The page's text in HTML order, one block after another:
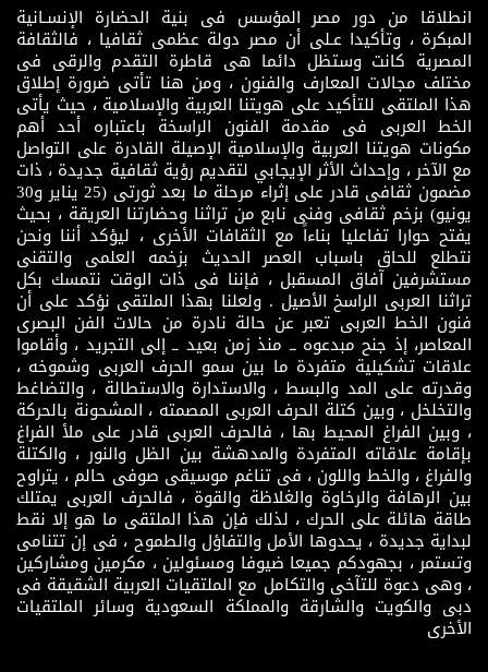
انطلاقا من دور مصر المؤسس فى بنية الحضارة الإنسـانية
المبكرة ، وتأكيدا عـلى أن مصر دولة عظمى ثقافيا ، فالثقافة
المصرية كانت وستظل دائما هى قاطرة التقدم والرقى فى
مختلف مجالات المعارف والفنون ، ومن هنا تأتى ضرورة إطلاق
هذا الملتقى للتأكيد على هويتنا العربية والإسلامية ، حيث يأتى
الخط العربى فى مقدمة الفنون الراسخة باعتباره أحد أهم
مكونات هويتنا العربية والإسلامية الإصيلة القادرة على التواصل
مع الآخر ، وإحداث الأثر الإيجابي لتقديم رؤية ثقافية جديدة ، ذات
مضمون ثقافى قادر على إثراء مرحلة ما بعد ثورتى (25 يناير و30
يونيو) بزخم ثقافى وفنى نابع من تراثنا وحضارتنا العريقة ، بحيث
يفتح حوارا تفاعليا بناءاً مع الثقافات الأخرى ، ليؤكد أننا ونحن
نتطلع للحاق باسباب العصر الحديث بزخمه العلمى والتقنى
مستشرفين آفاق المسقبل ، فإننا فى ذات الوقت نتمسك بكل
تراثنا العربى الراسخ الأصيل . ولعلنا بهذا الملتقى نؤكد على أن
فنون الخط العربى تعبر عن حالة نادرة من حالات الفن البصرى
المعاصر، إذ جنح مبدعوه ــ منذ زمن بعيد ــ إلى التجريد ، وأقاموا
علاقات تشكيلية متفردة ما بين سمو الحرف العربى وشموخه ،
وقدرته على المد والبسط ، والاستدارة والاستطالة ، والتضاغط
والتخلخل ، وبين كتلة الحرف العربى المصمته ، المشحونة بالحركة
، وبين الفراغ المحيط بها ، فالحرف العربى قادر على ملأ الفراغ
بإقامة علاقاته المتفردة والمدهشة بين الظل والنور ، والكتلة
والفراغ ، والخط واللون ، فى تناغم موسيقى صوفى حالم ، يتراوح
بين الرهافة والرخاوة والغلاظة والقوة ، فالحرف العربى يمتلك
طاقة هائلة على الحرك ، لذلك فإن هذا الملتقى ما هو إلا نقط
لبداية جديدة ، يحدوها الأمل والتفاؤل والطموح ، فى إن تتنامى
وتستمر ، بجهودكم جميعا ضيوفا ومسئولين ، مكرمين ومشاركين
، وهى دعوة للتآخى والتكامل مع الملتقيات العربية الشقيقة فى
دبى والكويت والشارقة والمملكة السعودية وسائر الملتقيات
الأخرى